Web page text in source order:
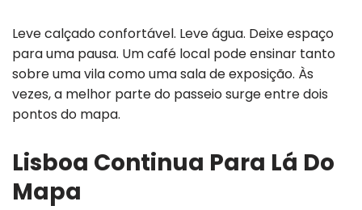
Leve calçado confortável. Leve água. Deixe espaço
para uma pausa. Um café local pode ensinar tanto
sobre uma vila como uma sala de exposição. Às
vezes, a melhor parte do passeio surge entre dois
pontos do mapa.
Lisboa Continua Para Lá Do
Mapa